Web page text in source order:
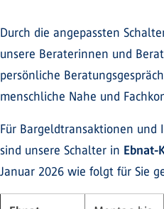
Durch die angepassten
unsere Beraterinnen und
persönliche
menschliche Nahe und
Für Bargeldtransaktionen und
sind unsere Schalter in Ebnat-
Januar 2026 wie folgt für Sie